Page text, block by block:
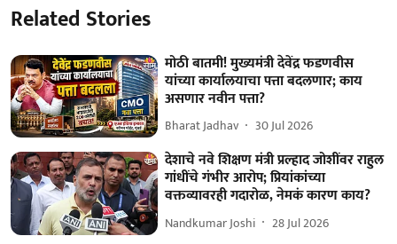
Related Stories
मोठी बातमी! मुख्यमंत्री देवेंद्र फडणवीस
यांच्या कार्यालयाचा पत्ता बदलणार; काय
असणार नवीन पत्ता?
Bharat Jadhav 30 Jul 2026
देशाचे नवे शिक्षण मंत्री प्रल्हाद जोशींवर राहुल
गांधींचे गंभीर आरोप; प्रियांकांच्या
वक्तव्यावरही गदारोळ, नेमकं कारण काय?
Nandkumar Joshi 28 Jul 2026